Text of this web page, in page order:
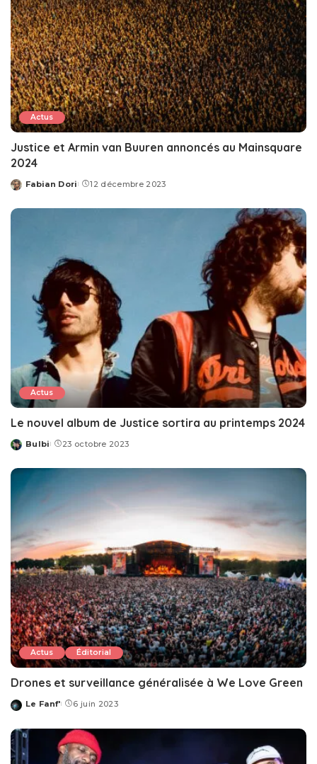
Actus
Justice et Armin van Buuren annoncés au Mainsquare
2024
Posted
Fabian Dori 12 décembre 2023
Actus
Le nouvel album de Justice sortira au printemps 2024
Posted
Bulbi 23 octobre 2023
Actus Éditorial
Drones et surveillance généralisée à We Love Green
Posted
Le Fanf' 6 juin 2023